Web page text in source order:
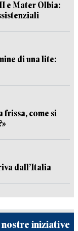
e Mater Olbia:
di una lite:
frissa, come si
dall’Italia
nostre iniziative